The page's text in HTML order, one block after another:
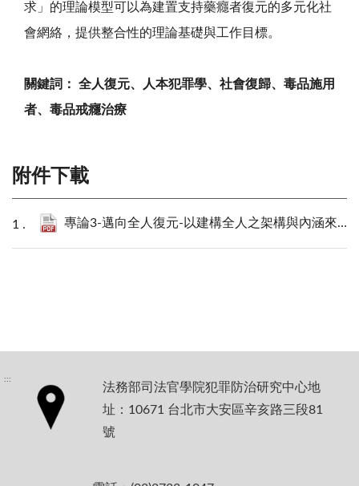
求」的理論模型可以為建置支持藥癮者復元的多元化社
會網絡，提供整合性的理論基礎與工作目標。
關鍵詞： 全人復元、人本犯罪學、社會復歸、毒品施用
者、毒品戒癮治療
附件下載
專論3-邁向全人復元-以建構全人之架構與內涵來反思與突破藥癮者全人復元之困境_白鎮福.pdf
:::
法務部司法官學院犯罪防治研究中心地
址：10671 台北市大安區辛亥路三段81
號